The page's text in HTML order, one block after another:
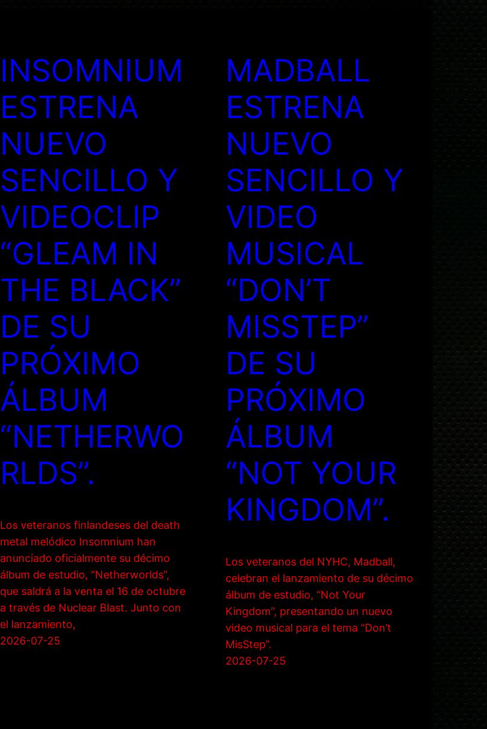
INSOMNIUM
ESTRENA
NUEVO
SENCILLO Y
VIDEOCLIP
“GLEAM IN
THE BLACK”
DE SU
PRÓXIMO
ÁLBUM
“NETHERWO
RLDS”.
Los veteranos finlandeses del death
metal melódico Insomnium han
anunciado oficialmente su décimo
álbum de estudio, “Netherworlds”,
que saldrá a la venta el 16 de octubre
a través de Nuclear Blast. Junto con
el lanzamiento,
2026-07-25
MADBALL
ESTRENA
NUEVO
SENCILLO Y
VIDEO
MUSICAL
“DON’T
MISSTEP”
DE SU
PRÓXIMO
ÁLBUM
“NOT YOUR
KINGDOM”.
Los veteranos del NYHC, Madball,
celebran el lanzamiento de su décimo
álbum de estudio, “Not Your
Kingdom”, presentando un nuevo
video musical para el tema “Don’t
MisStep”.
2026-07-25